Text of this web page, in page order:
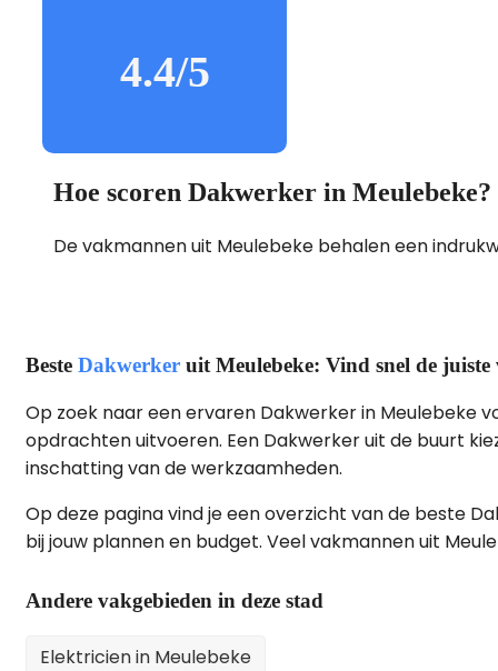
4.4/5
Hoe scoren Dakwerker in Meulebeke?
De vakmannen uit Meulebeke behalen een
Beste Dakwerker uit Meulebeke: Vind snel de
Op zoek naar een ervaren Dakwerker in Meulebeke
opdrachten uitvoeren. Een Dakwerker uit de buurt
inschatting van de werkzaamheden.
Op deze pagina vind je een overzicht van de beste
bij jouw plannen en budget. Veel vakmannen uit
Andere vakgebieden in deze stad
Elektricien in Meulebeke